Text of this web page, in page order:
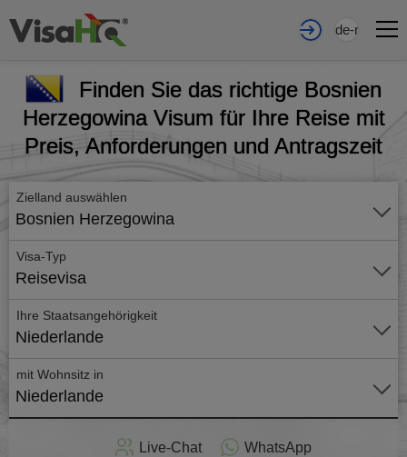
de-nl
Finden Sie das richtige Bosnien
Herzegowina Visum für Ihre Reise mit
Preis, Anforderungen und Antragszeit
Zielland auswählen
Bosnien Herzegowina
Visa-Typ
Reisevisa
Ihre Staatsangehörigkeit
Niederlande
mit Wohnsitz in
Niederlande
Live-Chat WhatsApp